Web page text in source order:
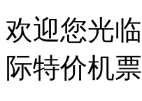
欢迎您光
际特价机票